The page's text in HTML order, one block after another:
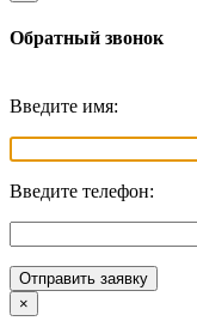
Обратный звонок
Введите имя:
Введите телефон:
Отправить заявку
×